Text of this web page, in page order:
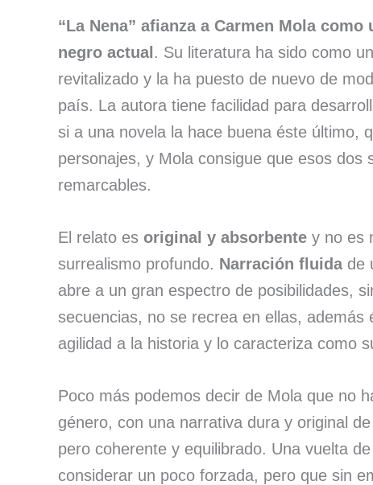
“La Nena” afianza a Carmen Mola
negro actual . Su literatura ha sido como
revitalizado y la ha puesto de nuevo de
país. La autora tiene facilidad para
si a una novela la hace buena éste último,
personajes, y Mola consigue que esos dos
remarcables.
El relato es original y absorbente y no es
surrealismo profundo. Narración fluidade
abre a un gran espectro de posibilidades,
secuencias, no se recrea en ellas,
agilidad a la historia y lo caracteriza como
Poco más podemos decir de Mola que no
género, con una narrativa dura y original
pero coherente y equilibrado. Una vuelta
considerar un poco forzada, pero que sin